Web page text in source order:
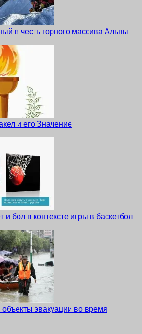
в честь горного массива Альпы
и его Значение
и бол в контексте игры в баскетбол
эвакуации во время